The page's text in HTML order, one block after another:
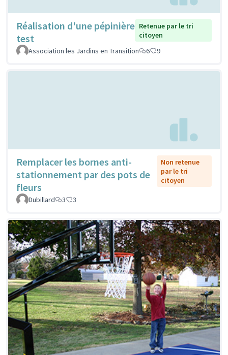
Réalisation d'une pépinière
test
Retenue par le tri
citoyen
Association les Jardins en Transition
6 9
Remplacer les bornes anti-
stationnement par des pots de
fleurs
Non retenue
par le tri
citoyen
Dubillard 3 3